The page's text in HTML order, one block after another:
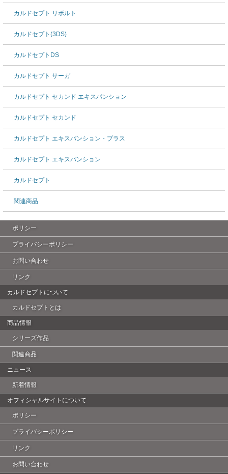
カルドセプト リボルト
カルドセプト(3DS)
カルドセプトDS
カルドセプト サーガ
カルドセプト セカンド エキスパンション
カルドセプト セカンド
カルドセプト エキスパンション・プラス
カルドセプト エキスパンション
カルドセプト
関連商品
ポリシー
プライバシーポリシー
お問い合わせ
リンク
カルドセプトについて
カルドセプトとは
商品情報
シリーズ作品
関連商品
ニュース
新着情報
オフィシャルサイトについて
ポリシー
プライバシーポリシー
リンク
お問い合わせ